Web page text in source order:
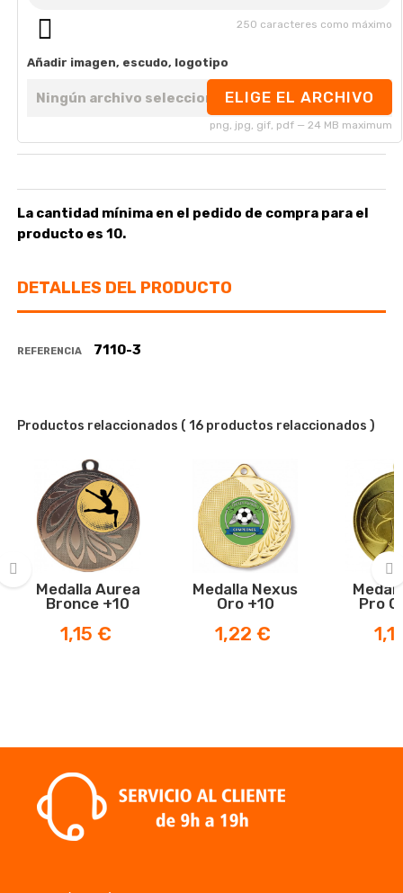
La cantidad mínima en el pedido de compra para el
producto es 10.
250 caracteres como máximo
Añadir imagen, escudo, logotipo
Ningún archivo seleccionadoELIGE EL ARCHIVO
png, jpg, gif, pdf — 24 MB maximum
DETALLES DEL PRODUCTO
REFERENCIA 7110-3
Productos relaccionados ( 16 productos relaccionados )
Medalla Aurea
Bronce +10
Precio
1,15 €
Medalla Nexus
Oro +10
Precio
1,22 €
Pro ›